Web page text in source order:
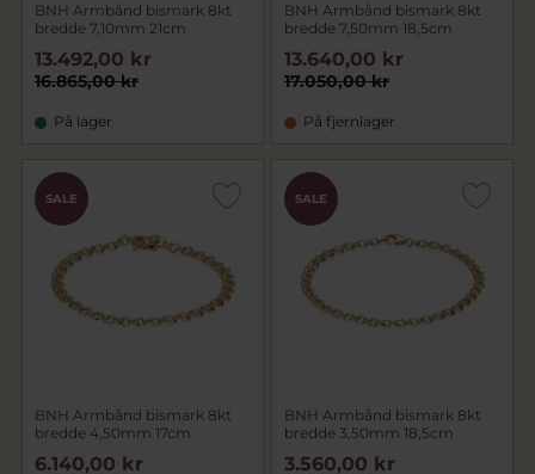
BNH Armbånd bismark 8kt
bredde 7,10mm 21cm
16.865,00 kr
13.492,00 kr
På lager
BNH Armbånd bismark 8kt
bredde 7,50mm 18,5cm
17.050,00 kr
13.640,00 kr
På fjernlager
SALE
BNH Armbånd bismark 8kt
bredde 4,50mm 17cm
6.140,00 kr
SALE
BNH Armbånd bismark 8kt
bredde 3,50mm 18,5cm
3.560,00 kr